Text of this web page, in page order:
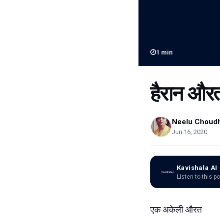
1 min
हैरान
Neelu
Jun 16, 2020
Kavishala AI
Listen to this
एक अकेली औरत